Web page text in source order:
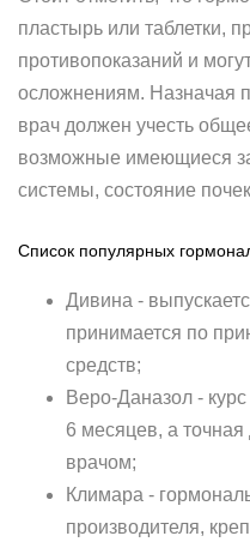
пластырь или таблетки,
противопоказаний и
осложнениям. Назначая
врач должен учесть
возможные имеющиеся
системы, состояние
Список популярных
Дивина -
принимается по
средств;
Веро-Даназол -
6 месяцев, а точная
врачом;
Климара -
производителя,